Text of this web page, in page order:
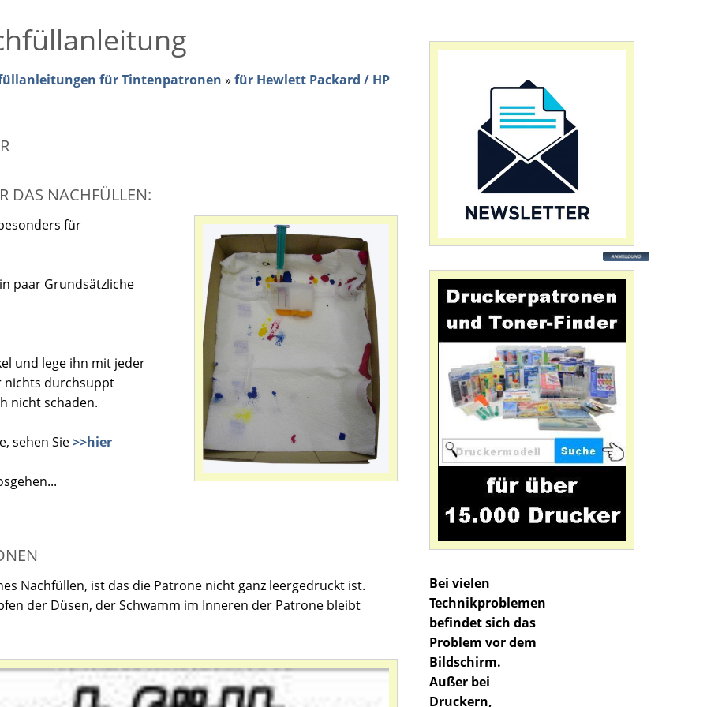
für Tintenpatronen » für Hewlett Packard / HP
DAS NACHFÜLLEN:
für
paar Grundsätzliche
und lege ihn mit jeder
nichts durchsuppt
nicht schaden.
sehen Sie>>hier
Nachfüllen, ist das die Patrone nicht ganz leergedruckt ist.
der Düsen, der Schwamm im Inneren der Patrone bleibt
Bei vielen
Technikproblemen
befindet sich das
Problem vor dem
Bildschirm.
Außer bei
Druckern,